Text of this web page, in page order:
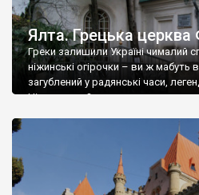
Ялта. Грецька
Греки залишили Україні чималий
ніжинські огірочки – ви ж мабуть
загублений у радянські часи,
Ніжин греки?